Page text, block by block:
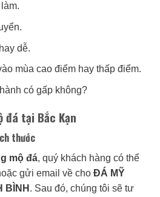
dễ.
mùa cao điểm hay thấp điểm.
có gấp không?
tại Bắc Kạn
thước
mộ đá, quý khách hàng có thể
gửi email về cho ĐÁ MỸ
BÌNH . Sau đó, chúng tôi sẽ tư